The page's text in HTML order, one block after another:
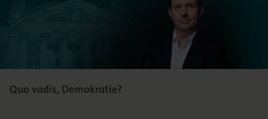
Quo vadis, Demokratie?